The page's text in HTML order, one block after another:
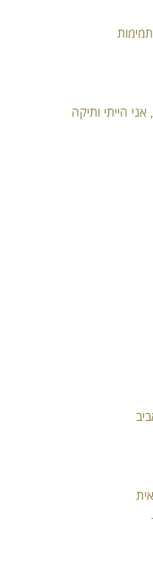
הייתי ותיקה